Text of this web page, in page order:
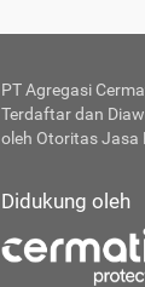
PT Agregasi
Terdaftar dan
oleh Otoritas Jasa
Didukung oleh